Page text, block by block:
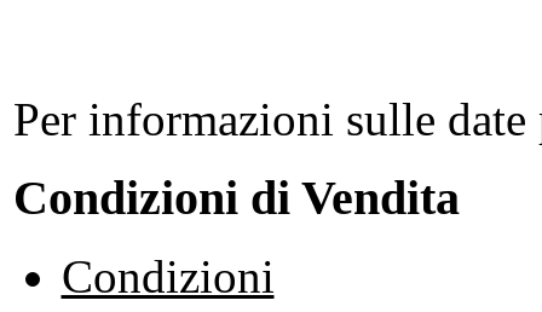
Per informazioni sulle
Condizioni di Vendita
Condizioni